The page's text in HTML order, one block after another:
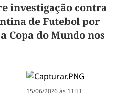
investigação contra
de Futebol por
Copa do Mundo nos
15/06/2026 às 11:11